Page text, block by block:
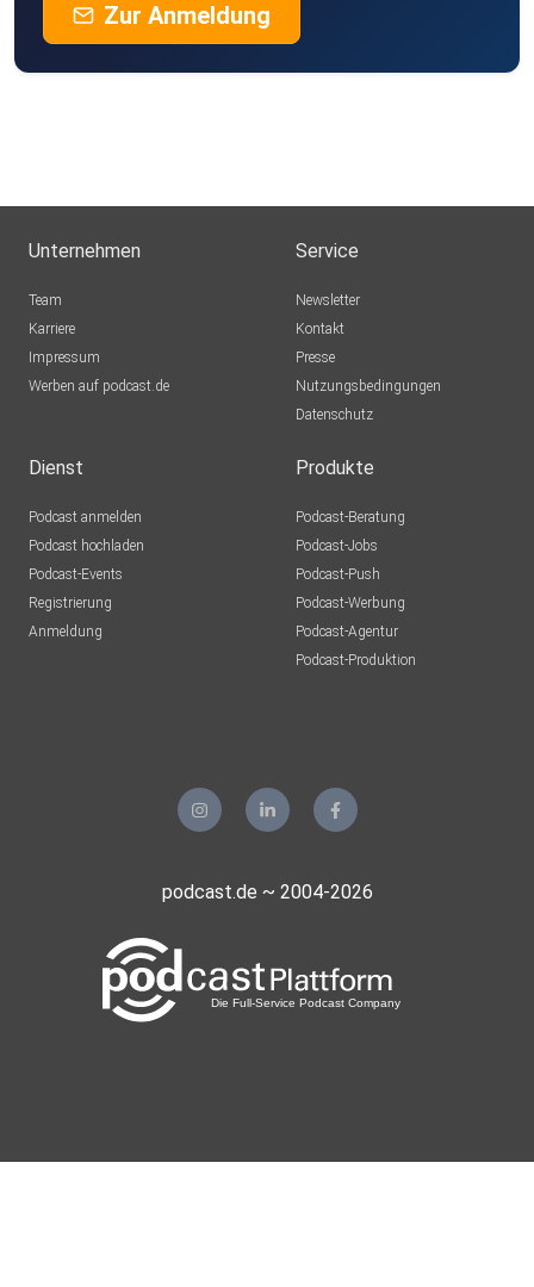
Zur Anmeldung
Unternehmen
Team
Karriere
Impressum
Werben auf podcast.de
Service
Newsletter
Kontakt
Presse
Nutzungsbedingungen
Datenschutz
Dienst
Podcast anmelden
Podcast hochladen
Podcast-Events
Registrierung
Anmeldung
Produkte
Podcast-Beratung
Podcast-Jobs
Podcast-Push
Podcast-Werbung
Podcast-Agentur
Podcast-Produktion
podcast.de ~ 2004-2026